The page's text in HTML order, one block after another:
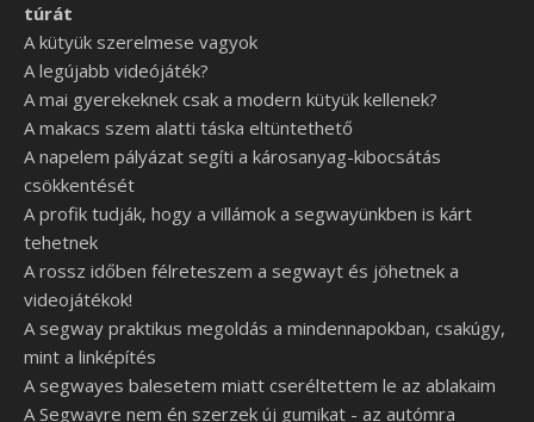
túrát
A kütyük szerelmese vagyok
A legújabb videójáték?
A mai gyerekeknek csak a modern kütyük kellenek?
A makacs szem alatti táska eltüntethető
A napelem pályázat segíti a károsanyag-kibocsátás
csökkentését
A profik tudják, hogy a villámok a segwayünkben is kárt
tehetnek
A rossz időben félreteszem a segwayt és jöhetnek a
videojátékok!
A segway praktikus megoldás a mindennapokban, csakúgy,
mint a linképítés
A segwayes balesetem miatt cseréltettem le az ablakaim
A Segwayre nem én szerzek új gumikat - az autómra